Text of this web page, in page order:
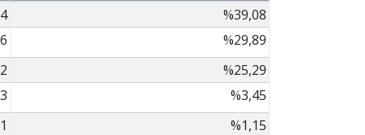
%39,08
%29,89
%25,29
3
%3,45
1 %1,15